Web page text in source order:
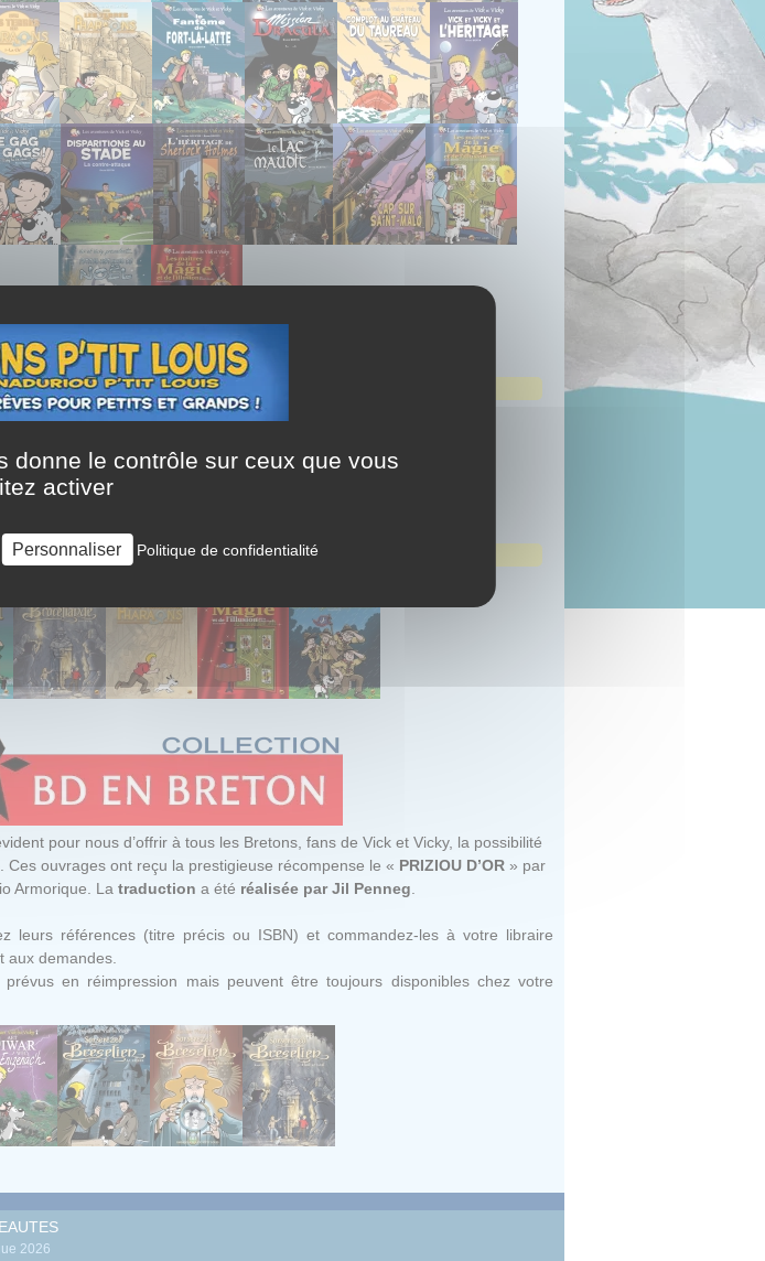
Tirage spécial / limité
Version Intégrale
pour nous d’offrir à tous les Bretons, fans de Vick et Vicky, la possibilité
. Ces ouvrages ont reçu la prestigieuse récompense le « PRIZIOU D’OR » par
Armorique. La traduction a été réalisée parJil Penneg
leurs références (titre précis ou ISBN) et commandez-les à votre libraire
aux demandes.
en réimpression mais peuvent être toujours disponibles chez votre
2026
donne le contrôle sur ceux que vous
activer
Personnaliser Politique de confidentialité